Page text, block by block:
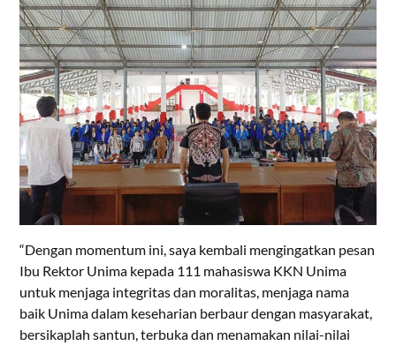
“Dengan momentum ini, saya kembali mengingatkan pesan
Ibu Rektor Unima kepada 111 mahasiswa KKN Unima
untuk menjaga integritas dan moralitas, menjaga nama
baik Unima dalam keseharian berbaur dengan masyarakat,
bersikaplah santun, terbuka dan menamakan nilai-nilai